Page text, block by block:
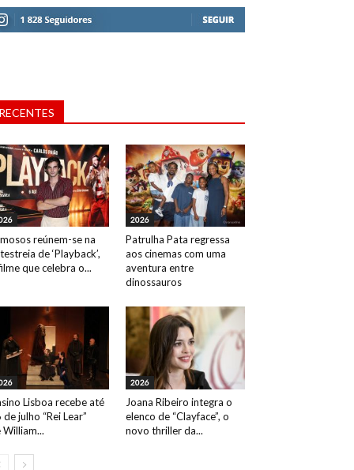
reúnem-se na
de ‘Playback’,
que celebra o...
2026
Patrulha Pata regressa
aos cinemas com uma
aventura entre
dinossauros
Lisboa recebe até
de julho “Rei Lear”
William...
2026
Joana Ribeiro integra o
elenco de “Clayface”, o
novo thriller da...